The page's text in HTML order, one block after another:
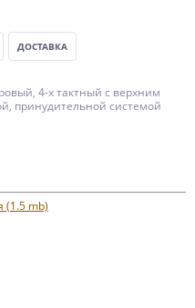
ДОСТАВКА
4-х тактный с верхним
принудительной системой
(1.5 mb)